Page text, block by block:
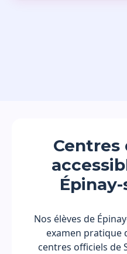
Centres
Nos élèves de
examen pratique
centres officiels de